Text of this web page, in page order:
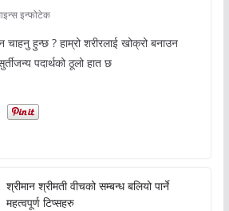
इन्फोटेक
चाहनु हुन्छ ? हाम्रो शरीरलाई खोक्रो बनाउन
पदार्थको ठूलो हात छ
श्रीमान श्रीमती वीचको सम्बन्ध बलियो पार्ने
महत्वपूर्ण टिप्सहरु